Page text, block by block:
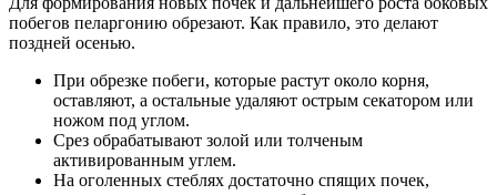
побегов пеларгонию обрезают. Как правило, это делают
поздней осенью.
При обрезке побеги, которые растут около корня,
оставляют, а остальные удаляют острым секатором или
ножом под углом.
Срез обрабатывают золой или толченым
активированным углем.
На оголенных стеблях достаточно спящих почек,